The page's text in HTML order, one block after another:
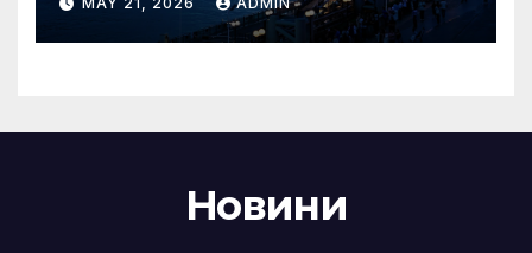
културния и
туристическия сектор
Новини